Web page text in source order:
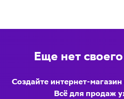
Еще нет
Создайте интернет-
Всё для продаж